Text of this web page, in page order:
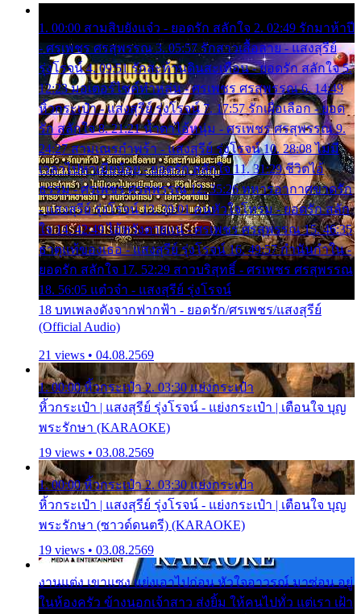
1. 00:00 สามสิบยังแจ๋ว - ยอดรัก สลักใจ 2. 02:49 รักมาห้าปี
- ศรเพชร ศรสุพรรณ 3. 05:57 รักสาวเสื้อลาย - แสงสุรีย์
รุ่งโรจน์ 4. 09:51 รักสะท้านดินสะเทือน - ยอดรัก สลักใจ 5.
12:23 มอเตอร์ไซค์ทำหล่น - ศรเพชร ศรสุพรรณ 6. 14:49
หิ้วกระเป๋า - แสงสุรีย์ รุ่งโรจน์ 7. 17:57 รักเผื่อเลือก - ยอด
รัก สลักใจ 8. 21:21 น้ำตาไอ้หนุ่ม - ศรเพชร ศรสุพรรณ 9.
24:27 สามเณรกำพร้า - แสงสุรีย์ รุ่งโรจน์ 10. 28:08 ไม่มี
เวลาไปหาเมียน้อย - ยอดรัก สลักใจ 11. 31:29 ชีวิตไอ้
ธรรม - ศรเพชร ศรสุพรรณ 12. 35:26 ทหารอากาศขาดรัก
- แสงสุรีย์ รุ่งโรจน์ 13. 39:01 คนหัวใจโทรม - ยอดรัก สลัก
ใจ 14. 42:49 ไอ้หวังตายแน่ - ศรเพชร ศรสุพรรณ 15. 46:35
ธาตุแท้ของเธอ - แสงสุรีย์ รุ่งโรจน์ 16. 49:57 กำนันกำใน -
ยอดรัก สลักใจ 17. 52:29 สาวบริสุทธิ์ - ศรเพชร ศรสุพรรณ
18. 56:05 แต๋วจ๋า - แสงสุรีย์ รุ่งโรจน์
18 บทเพลงดังจากฟากฟ้า - ยอดรัก/ศรเพชร/แสงสุรีย์
(Official Audio)
21 views • 04.08.2569
1. 00:00 หิ้วกระเป๋า 2. 03:30 แย่งกระเป๋า
หิ้วกระเป๋า | แสงสุรีย์ รุ่งโรจน์ - แย่งกระเป๋า | เตือนใจ บุญ
พระรักษา (KARAOKE)
19 views • 03.08.2569
1. 00:00 หิ้วกระเป๋า 2. 03:30 แย่งกระเป๋า
หิ้วกระเป๋า | แสงสุรีย์ รุ่งโรจน์ - แย่งกระเป๋า | เตือนใจ บุญ
พระรักษา (ซาวด์ดนตรี) (KARAOKE)
19 views • 03.08.2569
งานแต่ง เขาแซง แย่งเอาไปก่อน หัวใจอาวรณ์ มาซ่อน อยู่
ในห้องครัว ข้างนอกเจ้าสาว ส่งยิ้ม ให้คนไปทั่ว แต่เรา เฝ้า